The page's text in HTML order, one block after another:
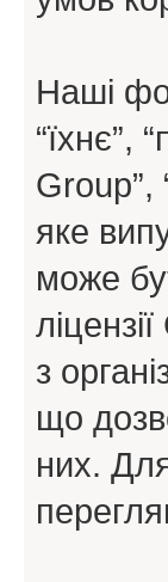
Наші
“їхнє”,
Group”,
яке
може
з
що
них.